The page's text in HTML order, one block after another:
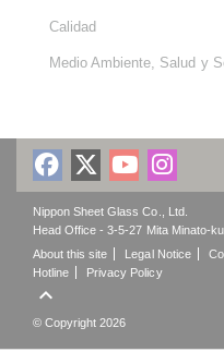
Calidad
Medio Ambiente, Salud y
Nippon Sheet Glass Co., Ltd.
Head Office - 3-5-27 Mita Minato-
About this site
Legal Notice
Hotline
Privacy Policy

© Copyright 2026